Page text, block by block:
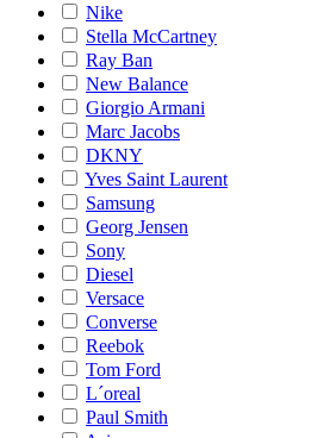
Nike
Stella McCartney
Ray Ban
New Balance
Giorgio Armani
Marc Jacobs
DKNY
Yves Saint Laurent
Samsung
Georg Jensen
Sony
Diesel
Versace
Converse
Reebok
Tom Ford
L´oreal
Paul Smith